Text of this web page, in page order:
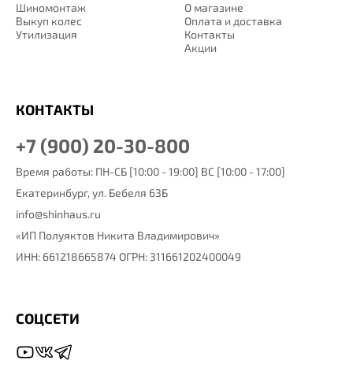
О магазине
Оплата и доставка
Контакты
Акции
Шиномонтаж
Выкуп колес
Утилизация
КОНТАКТЫ
+7 (900) 20-30-800
Время работы: ПН-СБ [10:00 - 19:00] ВС [10:00 - 17:00]
Екатеринбург, ул. Бебеля 63Б
info@shinhaus.ru
«ИП Полуяктов Никита Владимирович»
ИНН: 661218665874 ОГРН: 311661202400049
СОЦСЕТИ